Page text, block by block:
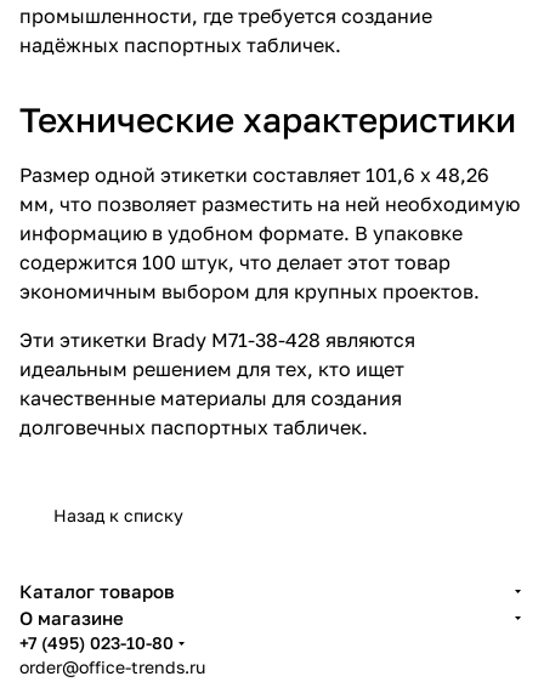
промышленности, где требуется создание
надёжных паспортных табличек.
Технические характеристики
Размер одной этикетки составляет 101,6 х 48,26
мм, что позволяет разместить на ней необходимую
информацию в удобном формате. В упаковке
содержится 100 штук, что делает этот товар
экономичным выбором для крупных проектов.
Эти этикетки Brady M71-38-428 являются
идеальным решением для тех, кто ищет
качественные материалы для создания
долговечных паспортных табличек.
Назад к списку
Каталог товаров
О магазине
+7 (495) 023-10-80
order@office-trends.ru